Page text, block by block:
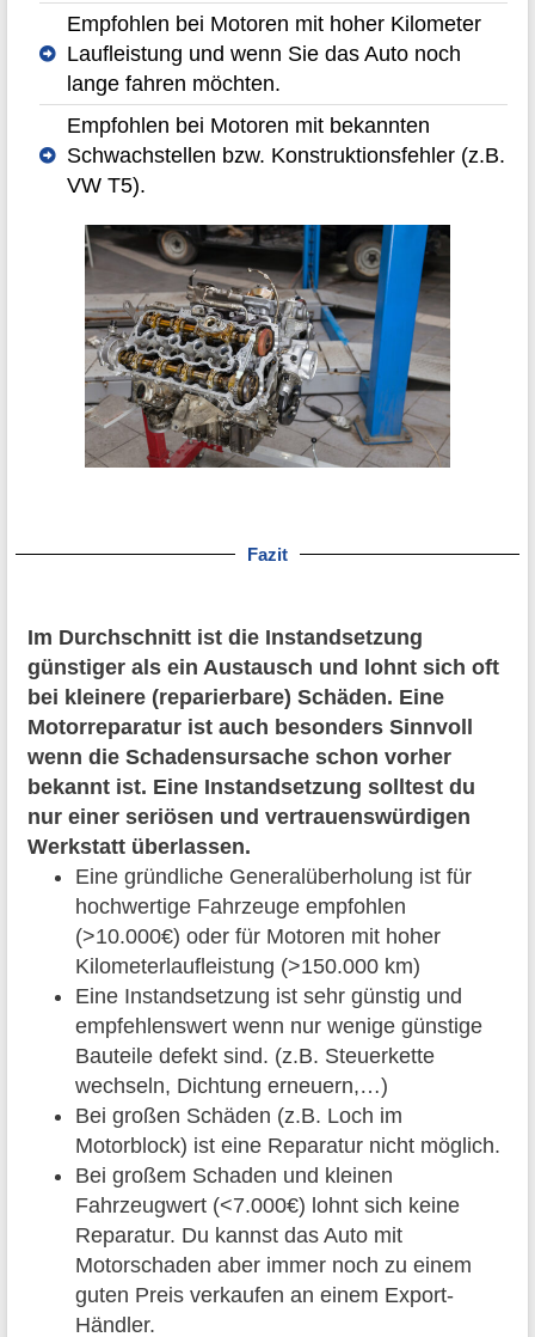
Empfohlen bei Motoren mit hoher Kilometer
Laufleistung und wenn Sie das Auto noch
lange fahren möchten.
Empfohlen bei Motoren mit bekannten
Schwachstellen bzw. Konstruktionsfehler (z.B.
VW T5).
Fazit
Im Durchschnitt ist die Instandsetzung
günstiger als ein Austausch und lohnt sich oft
bei kleinere (reparierbare) Schäden. Eine
Motorreparatur ist auch besonders Sinnvoll
wenn die Schadensursache schon vorher
bekannt ist. Eine Instandsetzung solltest du
nur einer seriösen und vertrauenswürdigen
Werkstatt überlassen.
Eine gründliche Generalüberholung ist für
hochwertige Fahrzeuge empfohlen
(>10.000€) oder für Motoren mit hoher
Kilometerlaufleistung (>150.000 km)
Eine Instandsetzung ist sehr günstig und
empfehlenswert wenn nur wenige günstige
Bauteile defekt sind. (z.B. Steuerkette
wechseln, Dichtung erneuern,…)
Bei großen Schäden (z.B. Loch im
Motorblock) ist eine Reparatur nicht möglich.
Bei großem Schaden und kleinen
Fahrzeugwert (<7.000€) lohnt sich keine
Reparatur. Du kannst das Auto mit
Motorschaden aber immer noch zu einem
guten Preis verkaufen an einem Export-
Händler.